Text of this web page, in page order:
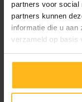
partners voor social
partners kunnen
informatie die u aan
verzameld op basis
3 nuits 1
4 nuits 1
6 nuits —